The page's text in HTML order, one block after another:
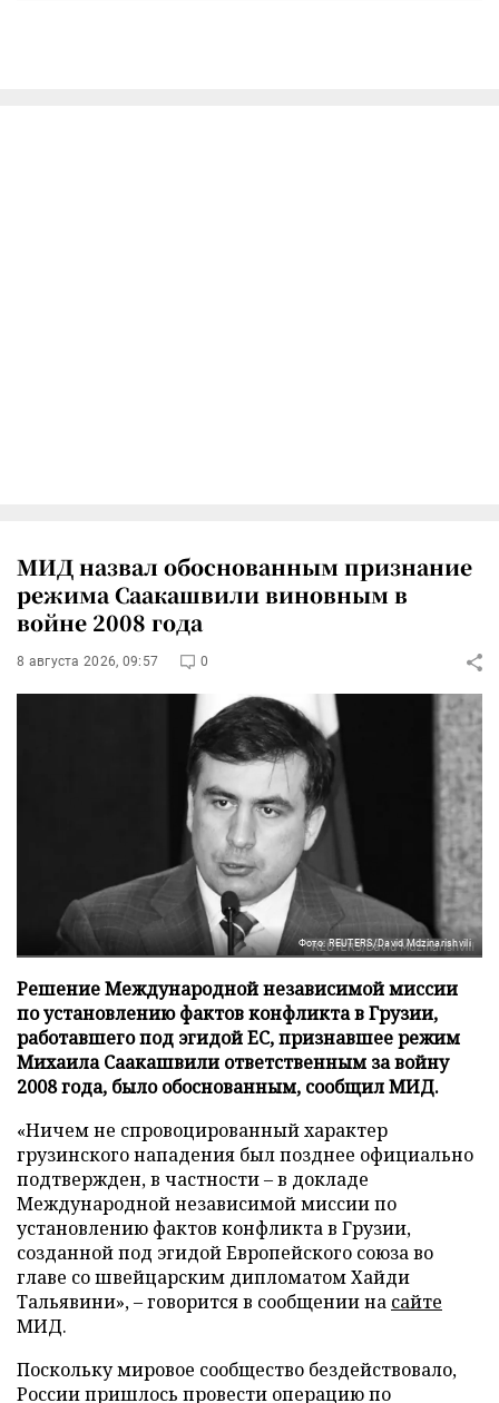
МИД назвал обоснованным признание
режима Саакашвили виновным в
войне 2008 года
8 августа 2026, 09:57 0
Фото: REUTERS/David Mdzinarishvili
Решение Международной независимой миссии
по установлению фактов конфликта в Грузии,
работавшего под эгидой ЕС, признавшее режим
Михаила Саакашвили ответственным за войну
2008 года, было обоснованным, сообщил МИД.
«Ничем не спровоцированный характер
грузинского нападения был позднее официально
подтвержден, в частности – в докладе
Международной независимой миссии по
установлению фактов конфликта в Грузии,
созданной под эгидой Европейского союза во
главе со швейцарским дипломатом Хайди
Тальявини», – говорится в сообщении на сайте
МИД.
Поскольку мировое сообщество бездействовало,
России пришлось провести операцию по